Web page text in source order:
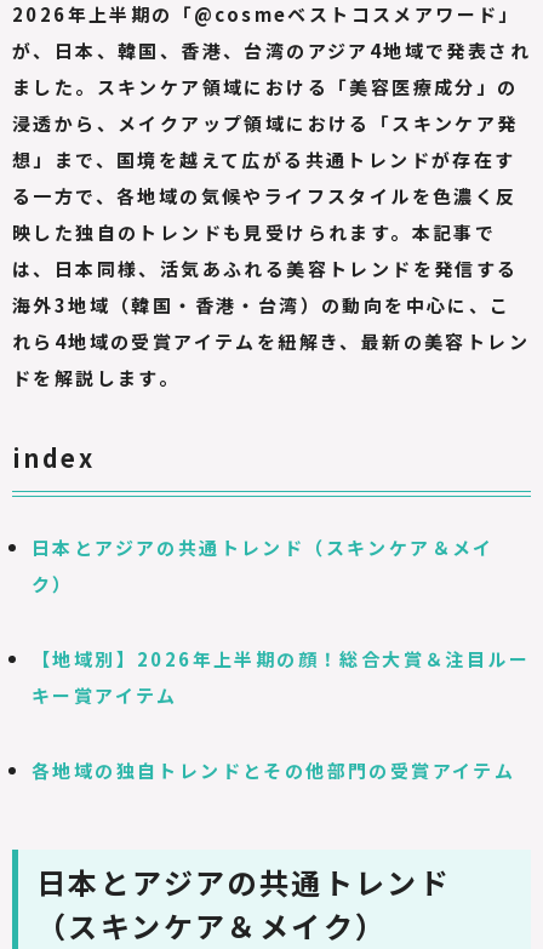
2026年上半期の「@cosmeベストコスメアワード」
が、日本、韓国、香港、台湾のアジア4地域で発表され
ました。スキンケア領域における「美容医療成分」の
浸透から、メイクアップ領域における「スキンケア発
想」まで、国境を越えて広がる共通トレンドが存在す
る一方で、各地域の気候やライフスタイルを色濃く反
映した独自のトレンドも見受けられます。本記事で
は、日本同様、活気あふれる美容トレンドを発信する
海外3地域（韓国・香港・台湾）の動向を中心に、こ
れら4地域の受賞アイテムを紐解き、最新の美容トレン
ドを解説します。
index
日本とアジアの共通トレンド（スキンケア＆メイ
ク）
【地域別】2026年上半期の顔！総合大賞＆注目ルー
キー賞アイテム
各地域の独自トレンドとその他部門の受賞アイテム
日本とアジアの共通トレンド
（スキンケア＆メイク）